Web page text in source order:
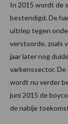
In 2015 wordt de
bestendigd. De
uitriep tegen
verstoorde, zoals
jaar later nog
varkenssector.
wordt nu verder
juni 2015 de
de nabije